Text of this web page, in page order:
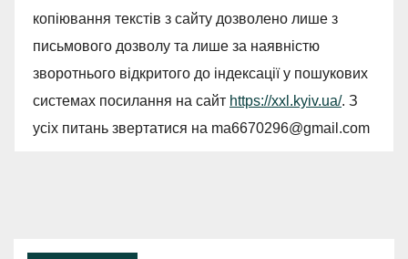
копіювання текстів з сайту дозволено лише з
письмового дозволу та лише за наявністю
зворотнього відкритого до індексації у пошукових
системах посилання на сайт https://xxl.kyiv.ua/. З
усіх питань звертатися на ma6670296@gmail.com